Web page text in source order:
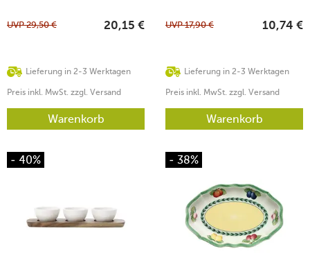
Lieferung in 2-3 Werktagen
UVP29,50 € 20,15 €
Preis inkl. MwSt. zzgl. Versand
Warenkorb
Lieferung in 2-3 Werktagen
UVP17,90 € 10,74 €
Preis inkl. MwSt. zzgl. Versand
Warenkorb
- 40% - 38%